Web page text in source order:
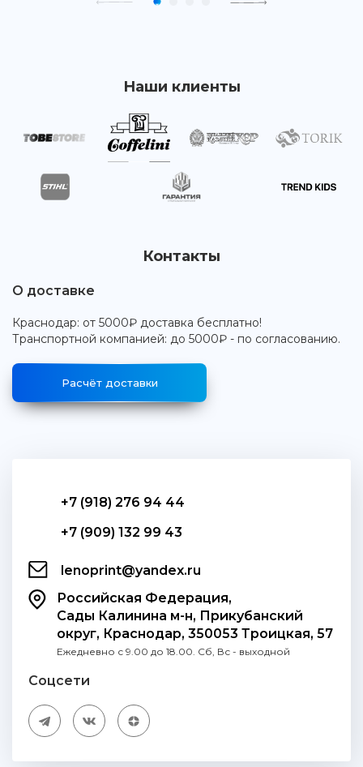
Наши клиенты
Контакты
О доставке
Краснодар: от 5000₽ доставка бесплатно!
Транспортной компанией: до 5000₽ - по согласованию.
Расчёт доставки
+7 (918) 276 94 44
+7 (909) 132 99 43
lenoprint@yandex.ru
Российская Федерация,
Сады Калинина м-н, Прикубанский
округ, Краснодар, 350053 Троицкая, 57
Ежедневно с 9.00 до 18.00. Сб, Вс - выходной
Соцсети